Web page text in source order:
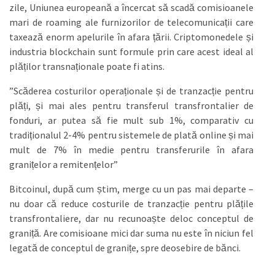
zile, Uniunea europeană a încercat să scadă comisioanele
mari de roaming ale furnizorilor de telecomunicații care
taxează enorm apelurile în afara țării. Criptomonedele și
industria blockchain sunt formule prin care acest ideal al
plăților transnaționale poate fi atins.
”Scăderea costurilor operaționale și de tranzacție pentru
plăți, și mai ales pentru transferul transfrontalier de
fonduri, ar putea să fie mult sub 1%, comparativ cu
tradiționalul 2-4% pentru sistemele de plată online și mai
mult de 7% în medie pentru transferurile în afara
granițelor a remitențelor”
Bitcoinul, după cum știm, merge cu un pas mai departe –
nu doar că reduce costurile de tranzacție pentru plățile
transfrontaliere, dar nu recunoaște deloc conceptul de
graniță. Are comisioane mici dar suma nu este în niciun fel
legată de conceptul de granițe, spre deosebire de bănci.